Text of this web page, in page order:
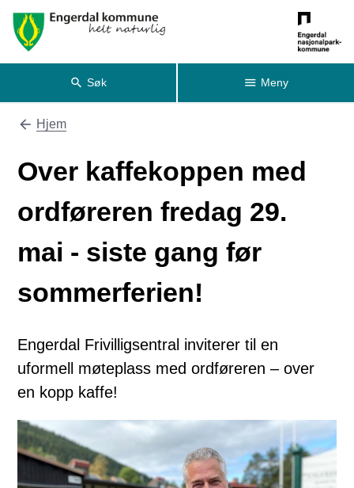
Kultur
Søk Meny
Du er her:
Hjem
Over kaffekoppen med
ordføreren fredag 29.
mai - siste gang før
sommerferien!
Engerdal Frivilligsentral inviterer til en
uformell møteplass med ordføreren – over
en kopp kaffe!